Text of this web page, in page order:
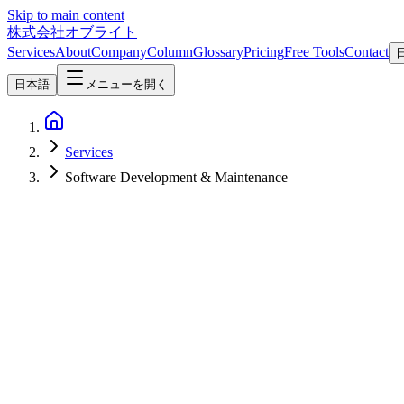
Skip to main content
株式会社オブライト
ServicesAboutCompanyColumnGlossaryPricingFree ToolsContact
日本語 メニューを開く
Services
Software Development & Maintenance